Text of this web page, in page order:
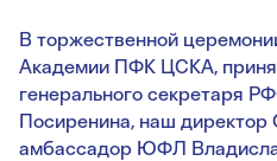
В торжественной
Академии ПФК ЦСКА,
генерального секретаря
Посиренина, наш директор
амбассадор ЮФЛ